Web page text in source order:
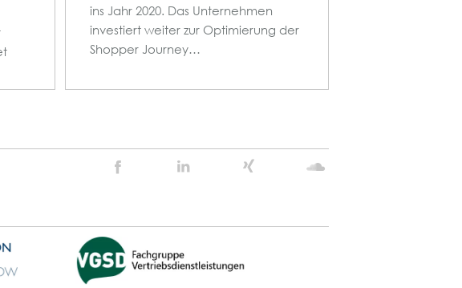
ins Jahr 2020. Das Unternehmen
investiert weiter zur Optimierung der
Shopper Journey…
Stein